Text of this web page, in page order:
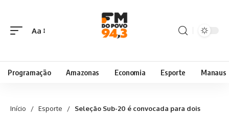
Aa
Programação Amazonas Economia Esporte Manaus
Início / Esporte /
Seleção Sub-20 é convocada para dois